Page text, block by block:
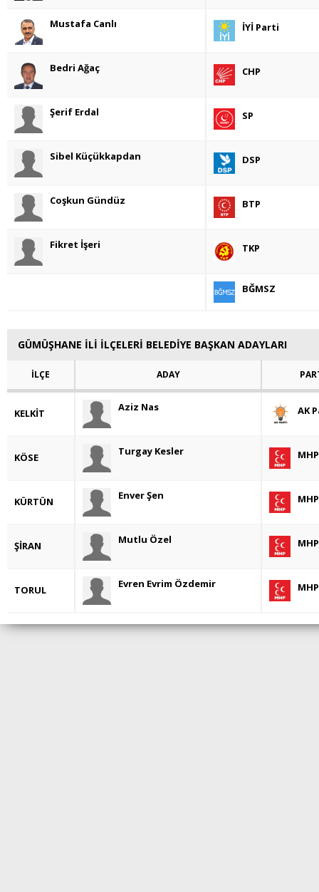
Mustafa Canlı İYİ Parti
Bedri Ağaç CHP
Şerif Erdal SP
Sibel Küçükkapdan DSP
Coşkun Gündüz BTP
Fikret İşeri TKP
BĞMSZ
GÜMÜŞHANE İLİ İLÇELERİ BELEDİYE BAŞKAN ADAYLARI
İLÇE ADAY
KELKİT Aziz Nas AK
KÖSE Turgay Kesler MHP
KÜRTÜN Enver Şen MHP
ŞİRAN Mutlu Özel MHP
TORUL Evren Evrim Özdemir MHP